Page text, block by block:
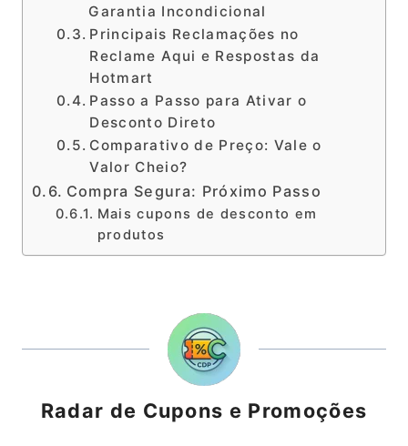
Garantia Incondicional
Principais Reclamações no
Reclame Aqui e Respostas da
Hotmart
Passo a Passo para Ativar o
Desconto Direto
Comparativo de Preço: Vale o
Valor Cheio?
Compra Segura: Próximo Passo
Mais cupons de desconto em
produtos
Radar de Cupons e Promoções